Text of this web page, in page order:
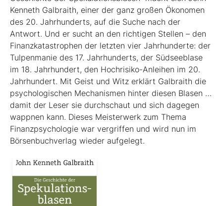
Kenneth Galbraith, einer der ganz großen Ökonomen
des 20. Jahrhunderts, auf die Suche nach der
Antwort. Und er sucht an den richtigen Stellen – den
Finanz­katas­trophen der letzten vier Jahrhunderte: der
Tulpenmanie des 17. Jahrhunderts, der Südseeblase
im 18. Jahrhundert, den Hochrisiko-Anleihen im 20.
Jahrhundert. Mit Geist und Witz erklärt Gal­braith die
psychologischen Mechanismen hinter diesen Blasen …
damit der Leser sie durchschaut und sich dagegen
wappnen kann. Dieses Meisterwerk zum Thema
Finanzpsychologie war vergriffen und wird nun im
Börsenbuchverlag wieder aufgelegt.